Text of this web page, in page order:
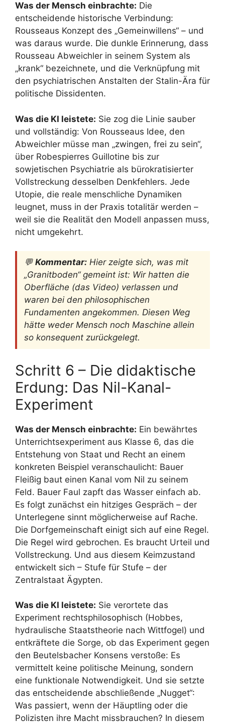
Was der Mensch einbrachte: Die
entscheidende historische Verbindung:
Rousseaus Konzept des „Gemeinwillens“ – und
was daraus wurde. Die dunkle Erinnerung, dass
Rousseau Abweichler in seinem System als
„krank“ bezeichnete, und die Verknüpfung mit
den psychiatrischen Anstalten der Stalin-Ära für
politische Dissidenten.
Was die KI leistete: Sie zog die Linie sauber
und vollständig: Von Rousseaus Idee, den
Abweichler müsse man „zwingen, frei zu sein“,
über Robespierres Guillotine bis zur
sowjetischen Psychiatrie als bürokratisierter
Vollstreckung desselben Denkfehlers. Jede
Utopie, die reale menschliche Dynamiken
leugnet, muss in der Praxis totalitär werden –
weil sie die Realität den Modell anpassen muss,
nicht umgekehrt.
💬 Kommentar: Hier zeigte sich, was mit
„Granitboden“ gemeint ist: Wir hatten die
Oberfläche (das Video) verlassen und
waren bei den philosophischen
Fundamenten angekommen. Diesen Weg
hätte weder Mensch noch Maschine allein
so konsequent zurückgelegt.
Schritt 6 – Die didaktische
Erdung: Das Nil-Kanal-
Experiment
Was der Mensch einbrachte: Ein bewährtes
Unterrichtsexperiment aus Klasse 6, das die
Entstehung von Staat und Recht an einem
konkreten Beispiel veranschaulicht: Bauer
Fleißig baut einen Kanal vom Nil zu seinem
Feld. Bauer Faul zapft das Wasser einfach ab.
Es folgt zunächst ein hitziges Gespräch – der
Unterlegene sinnt möglicherweise auf Rache.
Die Dorfgemeinschaft einigt sich auf eine Regel.
Die Regel wird gebrochen. Es braucht Urteil und
Vollstreckung. Und aus diesem Keimzustand
entwickelt sich – Stufe für Stufe – der
Zentralstaat Ägypten.
Was die KI leistete: Sie verortete das
Experiment rechtsphilosophisch (Hobbes,
hydraulische Staatstheorie nach Wittfogel) und
entkräftete die Sorge, ob das Experiment gegen
den Beutelsbacher Konsens verstoße: Es
vermittelt keine politische Meinung, sondern
eine funktionale Notwendigkeit. Und sie setzte
das entscheidende abschließende „Nugget“:
Was passiert, wenn der Häuptling oder die
Polizisten ihre Macht missbrauchen? In diesem